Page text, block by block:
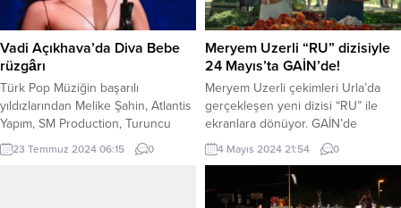
Vadi Açıkhava’da Diva Bebe
rüzgârı
Türk Pop Müziğin başarılı
yıldızlarından Melike Şahin, Atlantis
Yapım, SM Production, Turuncu
Partners ve Vadistanbul’un
organize ettiği BtcTurk Vadi
23 Temmuz 2024 06:15 0
Meryem Uzerli “RU” dizisiyle
24 Mayıs’ta GAİN’de!
Meryem Uzerli çekimleri Urla’da
gerçekleşen yeni dizisi “RU” ile
ekranlara dönüyor. GAİN’de
izleyiciyle buluşacak “RU”, güçlü
hikâyesi ve oyuncu kadrosuyla bu
yaz dillerden düşmeyecek! Başarılı
oyuncu Meryem Uzerli’nin merakla
4 Mayıs 2024 21:54 0